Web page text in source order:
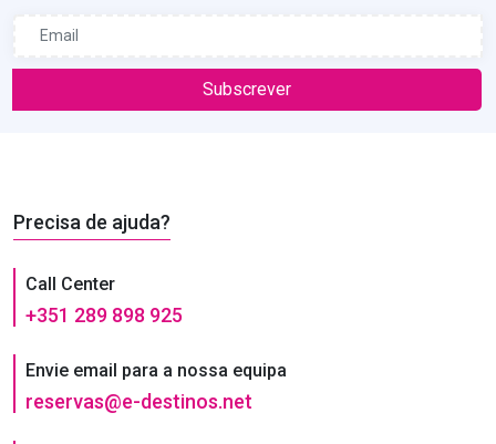
Subscrever
Precisa de ajuda?
Call Center
+351 289 898 925
Envie email para a nossa equipa
reservas@e-destinos.net